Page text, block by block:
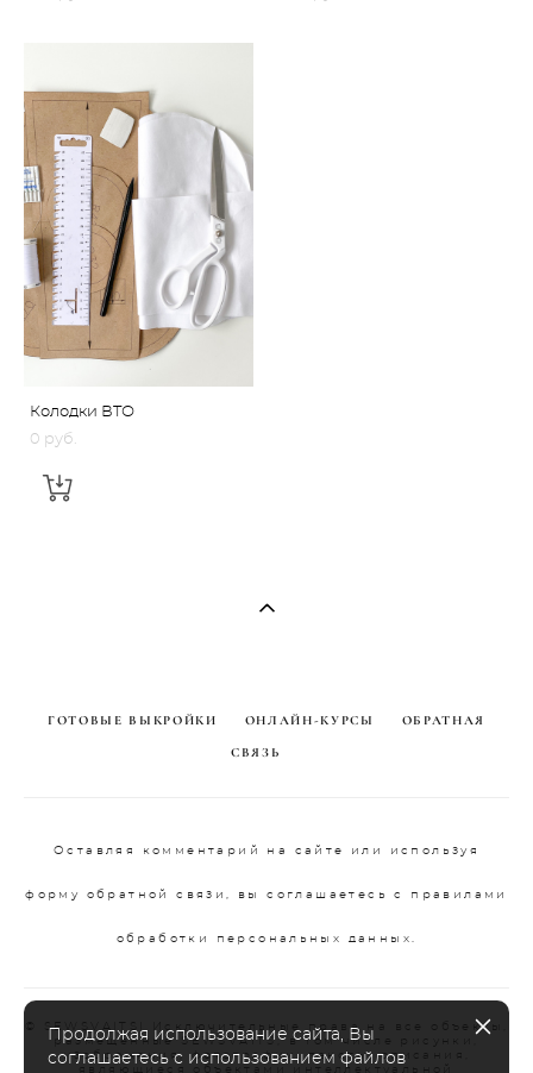
Колодки ВТО
0 pуб.
ГОТОВЫЕ ВЫКРОЙКИ ОНЛАЙН-КУРСЫ ОБРАТНАЯ
СВЯЗЬ
Оставляя комментарий на сайте или используя
форму обратной связи, вы соглашаетесь с правилами
обработки персональных данных.
© SEWSVAITS| Исключительные права на все объекты,
размещенные SEWSVAITS, в том числе рисунки,
изображения, фотографии, тексты, описания,
являющиеся объектами интеллектуальной
Продолжая использование сайта, Вы
соглашаетесь с использованием файлов